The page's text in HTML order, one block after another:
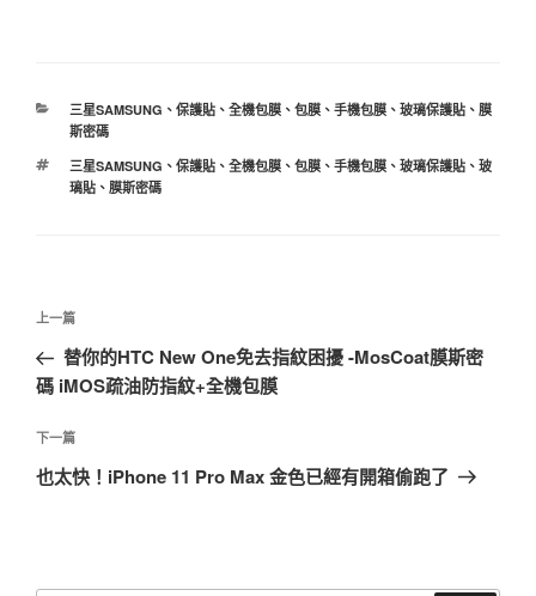
分
類
三星SAMSUNG 、 保護貼、 全機包膜、 包膜、 手機包膜、 玻璃保護貼、 膜
斯密碼
標
籤
三星SAMSUNG 、 保護貼、 全機包膜、 包膜、 手機包膜、 玻璃保護貼、 玻
璃貼、 膜斯密碼
文
導
覽
上
一
篇
章
上一篇
替你的HTC New One免去指紋困擾 -MosCoat膜斯密
碼 iMOS疏油防指紋+全機包膜
下
一
下一篇
也太快！iPhone 11 Pro Max 金色已經有開箱偷跑了